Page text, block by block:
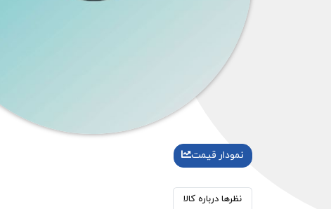
نمودار قیمت
نظرها درباره کالا